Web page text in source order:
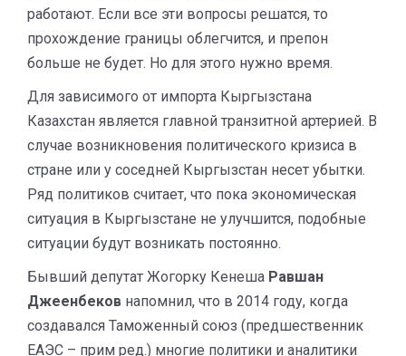
работают. Если все эти вопросы решатся, то
прохождение границы облегчится, и препон
больше не будет. Но для этого нужно время.
Для зависимого от импорта Кыргызстана
Казахстан является главной транзитной артерией. В
случае возникновения политического кризиса в
стране или у соседней Кыргызстан несет убытки.
Ряд политиков считает, что пока экономическая
ситуация в Кыргызстане не улучшится, подобные
ситуации будут возникать постоянно.
Бывший депутат Жогорку Кенеша Равшан
Джеенбеков напомнил, что в 2014 году, когда
создавался Таможенный союз (предшественник
ЕАЭС – прим ред.) многие политики и аналитики